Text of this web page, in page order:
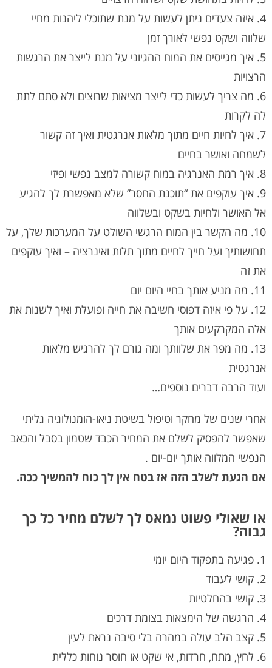
4. איזה צעדים ניתן לעשות על מנת שתוכלי ליהנות מחיי
שלווה ושקט נפשי לאורך זמן
5. איך מגייסים את המוח ההגיוני על מנת לייצר את הרגשות
הרצויות
6. מה צריך לעשות כדי לייצר מציאות שרוצים ולא סתם לתת
לה לקרות
7. איך לחיות חיים מתוך מלאות אנרגטית ואיך זה קשור
לשמחה ואושר בחיים
8. איך רמת האנרגיה במוח קשורה למצב נפשי ופיזי
9. איך עוקפים את “תוכנת החסר” שלא מאפשרת לך להגיע
אל האושר ולחיות בשקט ובשלווה
10. מה הקשר בין המוח הרגשי השולט על המערכות שלך, על
תחושותיך ועל חייך לחיים מתוך תלות ואינרציה – ואיך עוקפים
את זה
11. מה מניע אותך בחיי היום יום
12. על פי איזה דפוסי חשיבה את חייה ופועלת ואיך לשנות את
אלה המקרקעים אותך
13. מה מפר את שלוותך ומה גורם לך להרגיש מלאות
אנרגטית
ועוד הרבה דברים נוספים…
אחרי שנים של מחקר וטיפול בשיטת ניאו-הומנולוגיה גליתי
שאפשר להפסיק לשלם את המחיר הכבד שטמון בסבל והכאב
הנפשי המלווה אותך יום-יום .
אם הגעת לשלב הזה אז בטח אין לך כוח להמשיך ככה.
או שאולי פשוט נמאס לך לשלם מחיר כל כך
גבוה?
1. פגיעה בתפקוד היום יומי
2. קושי לעבוד
3. קושי בהחלטיות
4. הרגשה של הימצאות בצומת דרכים
5. קצב הלב עולה במהרה בלי סיבה נראת לעין
6. לחץ, מתח, חרדות, אי שקט או חוסר נוחות כללית